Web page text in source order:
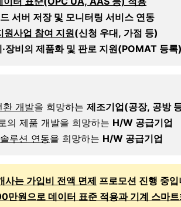
서버 저장 및 모니터링 서비스 연동
원사업 참여 지원(신청 우대, 가점 등)
장비의 제품화 및 판로 지원(POMAT 등록)
환 개발을 희망하는 제조기업(공장, 공방
의 제품 개발을 희망하는 H/W 공급기업
루션 연동을 희망하는 H/W 공급기업
는 가입비 전액 면제 프로모션 진행 중입
만원으로 데이터 표준 적용과 기계 스마